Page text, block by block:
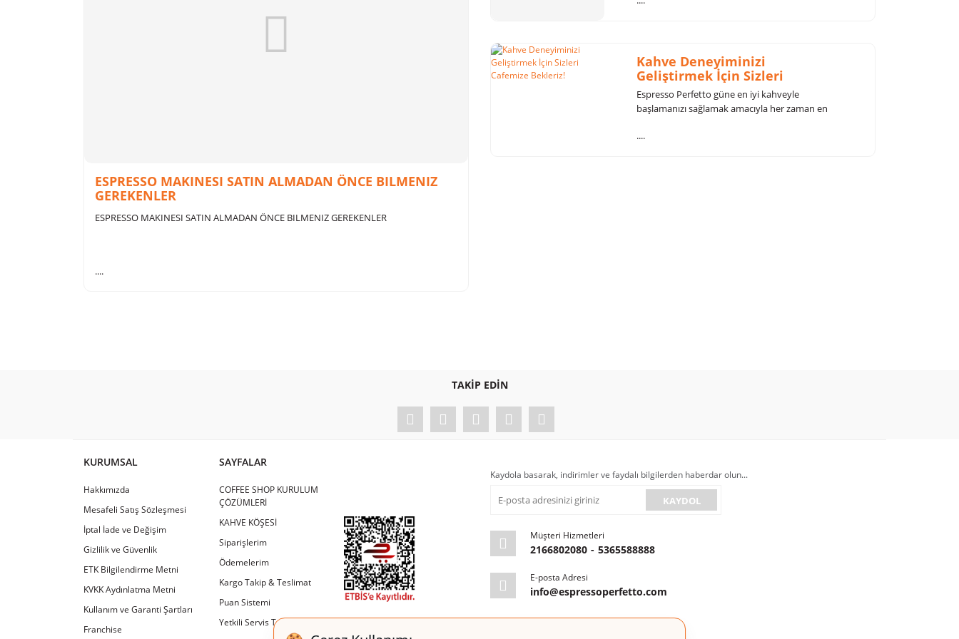
La Pavoni Professional Lever Espresso Makinesi Eureka Mignon Casa Kahve Öğütücüsü
Istanbul Coffee Summit 2021 - Espresso Perfetto Türkiye Rocket Doppio Kafe için Espresso Makinesi
ESPRESSO MAKINESI SATIN ALMADAN ÖNCE BILMENIZ
GEREKENLER
ESPRESSO MAKINESI SATIN ALMADAN ÖNCE BILMENIZ GEREKENLER
....
Kahve Deneyiminizi
Geliştirmek İçin Sizleri
Cafemize Bekleriz!
Espresso Perfetto güne en iyi kahveyle
başlamanızı sağlamak amacıyla her zaman en
duyar.
....
TAKİP EDİN
KURUMSAL
Hakkımızda
Mesafeli Satış Sözleşmesi
İptal İade ve Değişim
Gizlilik ve Güvenlik
ETK Bilgilendirme Metni
KVKK Aydınlatma Metni
Kullanım ve Garanti Şartları
Franchise
SAYFALAR
COFFEE SHOP KURULUM
ÇÖZÜMLERİ
KAHVE KÖŞESİ
Siparişlerim
Ödemelerim
Kargo Takip & Teslimat
Puan Sistemi
Yetkili Servis Tamir & Bakım
Kaydola basarak, indirimler ve faydalı bilgilerden haberdar olun...
KAYDOL
Müşteri Hizmetleri
2166802080 - 5365588888
E-posta Adresi
info@espressoperfetto.com